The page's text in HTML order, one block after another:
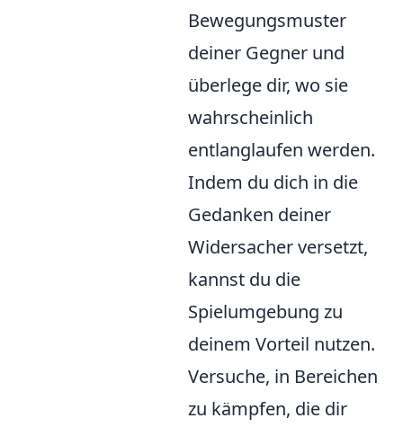
Bewegungsmuster
deiner Gegner und
überlege dir, wo sie
wahrscheinlich
entlanglaufen werden.
Indem du dich in die
Gedanken deiner
Widersacher versetzt,
kannst du die
Spielumgebung zu
deinem Vorteil nutzen.
Versuche, in Bereichen
zu kämpfen, die dir